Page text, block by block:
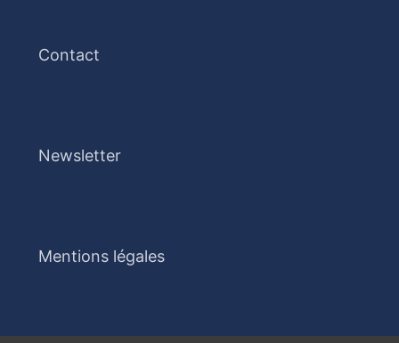
Contact
Newsletter
Mentions légales